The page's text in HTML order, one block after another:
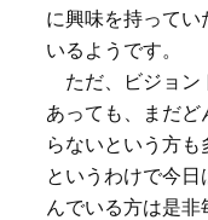
に興味を持ってい
いるようです。
ただ、ビジョン
あっても、まだ
らないという方も
というわけで今
んでいる方は是非